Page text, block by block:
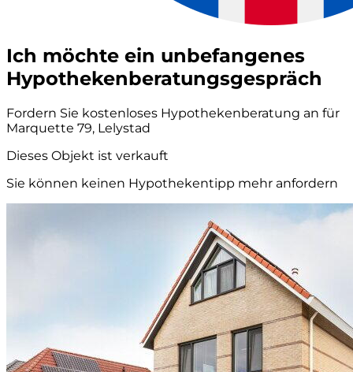
Ich möchte ein unbefangenes
Hypothekenberatungsgespräch
Fordern Sie kostenloses Hypothekenberatung an für
Marquette 79, Lelystad
Dieses Objekt ist verkauft
Sie können keinen Hypothekentipp mehr anfordern